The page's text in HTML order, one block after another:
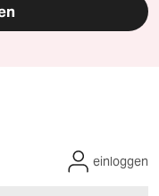
einloggen